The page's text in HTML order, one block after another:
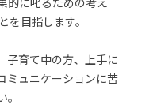
目指します。
子育て中の方、上手に
ミュニケーションに苦